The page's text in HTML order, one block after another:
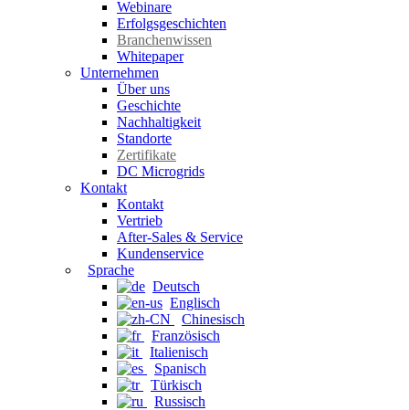
Webinare
Erfolgsgeschichten
Branchenwissen
Whitepaper
Unternehmen
Über uns
Geschichte
Nachhaltigkeit
Standorte
Zertifikate
DC Microgrids
Kontakt
Kontakt
Vertrieb
After-Sales & Service
Kundenservice
Sprache
Deutsch
Englisch
Chinesisch
Französisch
Italienisch
Spanisch
Türkisch
Russisch